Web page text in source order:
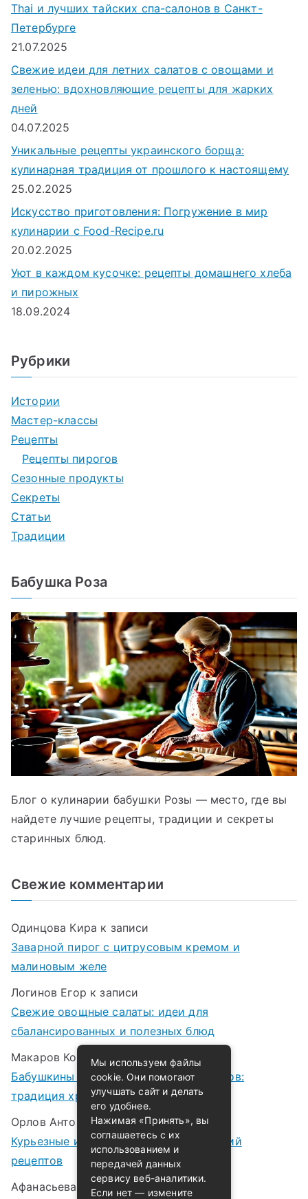
Thai и лучших тайских спа-салонов в Санкт-
Петербурге
21.07.2025
Свежие идеи для летних салатов с овощами и
зеленью: вдохновляющие рецепты для жарких
дней
04.07.2025
Уникальные рецепты украинского борща:
кулинарная традиция от прошлого к настоящему
25.02.2025
Искусство приготовления: Погружение в мир
кулинарии с Food-Recipe.ru
20.02.2025
Уют в каждом кусочке: рецепты домашнего хлеба
и пирожных
18.09.2024
Рубрики
Истории
Мастер-классы
Рецепты
Рецепты пирогов
Сезонные продукты
Секреты
Статьи
Традиции
Бабушка Роза
Блог о кулинарии бабушки Розы — место, где вы
найдете лучшие рецепты, традиции и секреты
старинных блюд.
Свежие комментарии
Одинцова Кира к записи
Заварной пирог с цитрусовым кремом и
малиновым желе
Логинов Егор к записи
Свежие овощные салаты: идеи для
сбалансированных и полезных блюд
Макаров Корней
Бабушкины рецепты варенья и компотов:
традиция хранения лета в банках
Орлов Антон
к записи
Курьезные истории случайных открытий
рецептов
Афанасьева Татьянак записи
Мы используем файлы
cookie. Они помогают
улучшать сайт и делать
его удобнее.
Нажимая «Принять», вы
соглашаетесь с их
использованием и
передачей данных
сервису веб-аналитики.
Если нет — измените